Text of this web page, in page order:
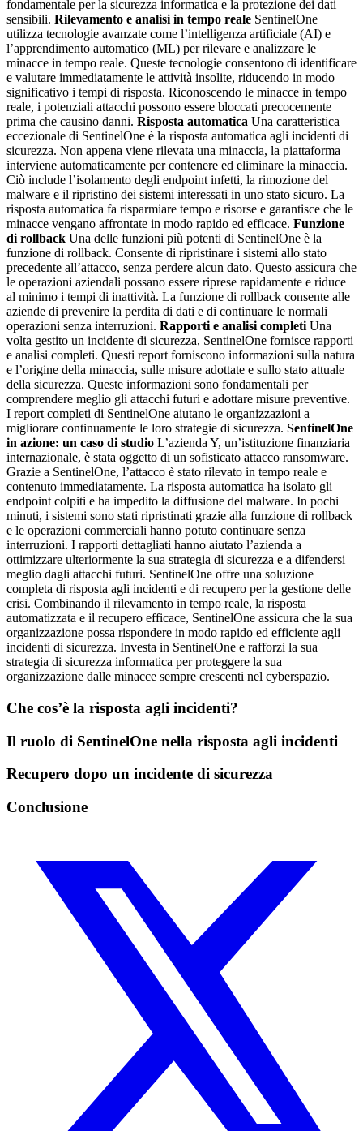
fondamentale per la sicurezza informatica e la protezione dei dati
sensibili. Rilevamento e analisi in tempo reale SentinelOne
utilizza tecnologie avanzate come l’intelligenza artificiale (AI) e
l’apprendimento automatico (ML) per rilevare e analizzare le
minacce in tempo reale. Queste tecnologie consentono di identificare
e valutare immediatamente le attività insolite, riducendo in modo
significativo i tempi di risposta. Riconoscendo le minacce in tempo
reale, i potenziali attacchi possono essere bloccati precocemente
prima che causino danni. Risposta automatica Una caratteristica
eccezionale di SentinelOne è la risposta automatica agli incidenti di
sicurezza. Non appena viene rilevata una minaccia, la piattaforma
interviene automaticamente per contenere ed eliminare la minaccia.
Ciò include l’isolamento degli endpoint infetti, la rimozione del
malware e il ripristino dei sistemi interessati in uno stato sicuro. La
risposta automatica fa risparmiare tempo e risorse e garantisce che le
minacce vengano affrontate in modo rapido ed efficace. Funzione
di rollback Una delle funzioni più potenti di SentinelOne è la
funzione di rollback. Consente di ripristinare i sistemi allo stato
precedente all’attacco, senza perdere alcun dato. Questo assicura che
le operazioni aziendali possano essere riprese rapidamente e riduce
al minimo i tempi di inattività. La funzione di rollback consente alle
aziende di prevenire la perdita di dati e di continuare le normali
operazioni senza interruzioni. Rapporti e analisi completi Una
volta gestito un incidente di sicurezza, SentinelOne fornisce rapporti
e analisi completi. Questi report forniscono informazioni sulla natura
e l’origine della minaccia, sulle misure adottate e sullo stato attuale
della sicurezza. Queste informazioni sono fondamentali per
comprendere meglio gli attacchi futuri e adottare misure preventive.
I report completi di SentinelOne aiutano le organizzazioni a
migliorare continuamente le loro strategie di sicurezza. SentinelOne
in azione: un caso di studio L’azienda Y, un’istituzione finanziaria
internazionale, è stata oggetto di un sofisticato attacco ransomware.
Grazie a SentinelOne, l’attacco è stato rilevato in tempo reale e
contenuto immediatamente. La risposta automatica ha isolato gli
endpoint colpiti e ha impedito la diffusione del malware. In pochi
minuti, i sistemi sono stati ripristinati grazie alla funzione di rollback
e le operazioni commerciali hanno potuto continuare senza
interruzioni. I rapporti dettagliati hanno aiutato l’azienda a
ottimizzare ulteriormente la sua strategia di sicurezza e a difendersi
meglio dagli attacchi futuri. SentinelOne offre una soluzione
completa di risposta agli incidenti e di recupero per la gestione delle
crisi. Combinando il rilevamento in tempo reale, la risposta
automatizzata e il recupero efficace, SentinelOne assicura che la sua
organizzazione possa rispondere in modo rapido ed efficiente agli
incidenti di sicurezza. Investa in SentinelOne e rafforzi la sua
strategia di sicurezza informatica per proteggere la sua
organizzazione dalle minacce sempre crescenti nel cyberspazio.
Che cos’è la risposta agli incidenti?
Il ruolo di SentinelOne nella risposta agli incidenti
Recupero dopo un incidente di sicurezza
Conclusione